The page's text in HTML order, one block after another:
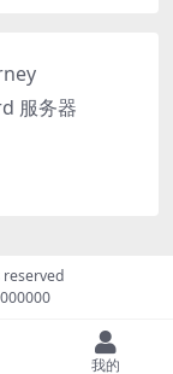
服务器
我的